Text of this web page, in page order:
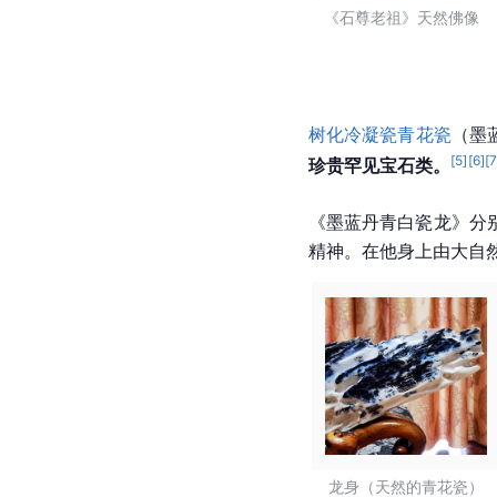
《石尊老祖》天然佛像
树化冷凝瓷青花瓷（墨
珍贵罕见宝石类。
[5] [6][7
《墨蓝丹青白瓷龙》
精神。在他身上由大自
龙身（天然的青花瓷）